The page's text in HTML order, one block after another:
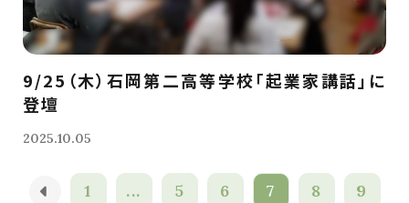
9/25（木）石岡第二高等学校「起業家講話」に
登壇
2025.10.05
1 ... 5 6 7 8 9